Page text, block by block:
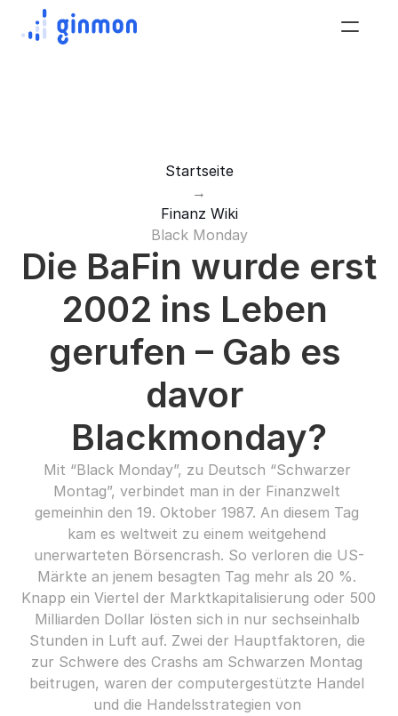
Startseite
→
Finanz Wiki
Black Monday
Die BaFin wurde erst
2002 ins Leben
gerufen – Gab es
davor
Blackmonday?
Mit “Black Monday”, zu Deutsch “Schwarzer
Montag”, verbindet man in der Finanzwelt
gemeinhin den 19. Oktober 1987. An diesem Tag
kam es weltweit zu einem weitgehend
unerwarteten Börsencrash. So verloren die US-
Märkte an jenem besagten Tag mehr als 20 %.
Knapp ein Viertel der Marktkapitalisierung oder 500
Milliarden Dollar lösten sich in nur sechseinhalb
Stunden in Luft auf. Zwei der Hauptfaktoren, die
zur Schwere des Crashs am Schwarzen Montag
beitrugen, waren der computergestützte Handel
und die Handelsstrategien von